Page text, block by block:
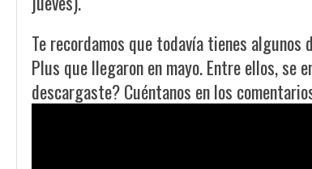
Te recordamos que todavía tienes
Plus que llegaron en mayo. Entre ellos, se
descargaste? Cuéntanos en los